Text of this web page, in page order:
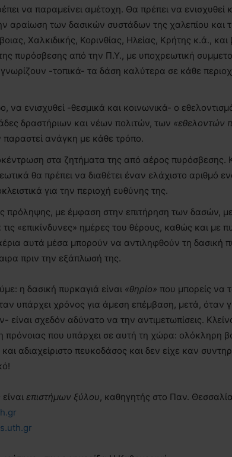
να παραμείνει αμέτοχη. Θα πρέπει να ενισχυθεί
αραίωση των δασικών συστάδων της χαλεπίου και
Χαλκιδικής, Κορινθίας, Ηλείας, Κρήτης κ.ά., και
πυρόσβεσης από την Π.Υ., με υποχρεωτική
-τοπικά- τα δάση καλύτερα σε κάθε
να ενισχυθεί -θεσμικά και κοινωνικά- ο
δραστήριων και νέων πολιτών, των «εθελοντών
ανάγκη με κάθε τρόπο.
στα ζητήματα της από αέρος πυρόσβεσης.
θα πρέπει να διαθέτει έναν ελάχιστο αριθμό
για την περιοχή ευθύνης της.
πρόληψης, με έμφαση στην επιτήρηση των δασών,
«επικίνδυνες» ημέρες του θέρους, καθώς και με
αυτά μέσα μπορούν να αντιληφθούν τη δασική
πριν την εξάπλωσή της.
η δασική πυρκαγιά είναι «θηρίο» που μπορείς να
υπάρχει χρόνος για άμεση επέμβαση, μετά, όταν
σχεδόν αδύνατο να την αντιμετωπίσεις.
πρόνοιας που υπάρχει σε αυτή τη χώρα: ολόκληρη
αδιαχείριστο πευκοδάσος και δεν είχε καν
επιστήμων ξύλου, καθηγητής στο Παν.